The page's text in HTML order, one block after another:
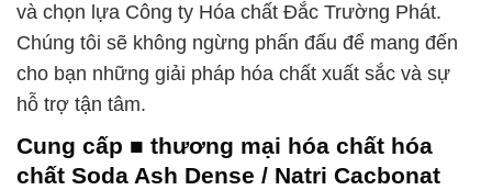
và chọn lựa Công ty Hóa chất Đắc Trường Phát.
Chúng tôi sẽ không ngừng phấn đấu để mang đến
cho bạn những giải pháp hóa chất xuất sắc và sự
hỗ trợ tận tâm.
Cung cấp ■ thương mại hóa chất hóa
chất Soda Ash Dense / Natri Cacbonat